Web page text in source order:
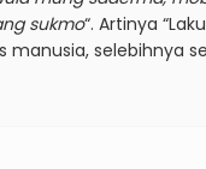
sukmo“. Artinya
manusia, selebihnya